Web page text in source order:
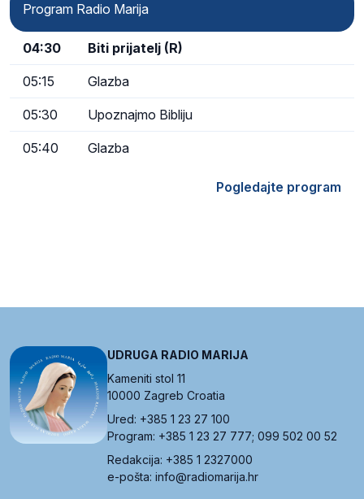
Program Radio Marija
04:30 Biti prijatelj (R)
05:15 Glazba
05:30 Upoznajmo Bibliju
05:40 Glazba
Pogledajte program
UDRUGA RADIO MARIJA
Kameniti stol 11
10000 Zagreb Croatia
Ured: +385 1 23 27 100
Program: +385 1 23 27 777; 099 502 00 52
Redakcija: +385 1 2327000
e-pošta: info@radiomarija.hr